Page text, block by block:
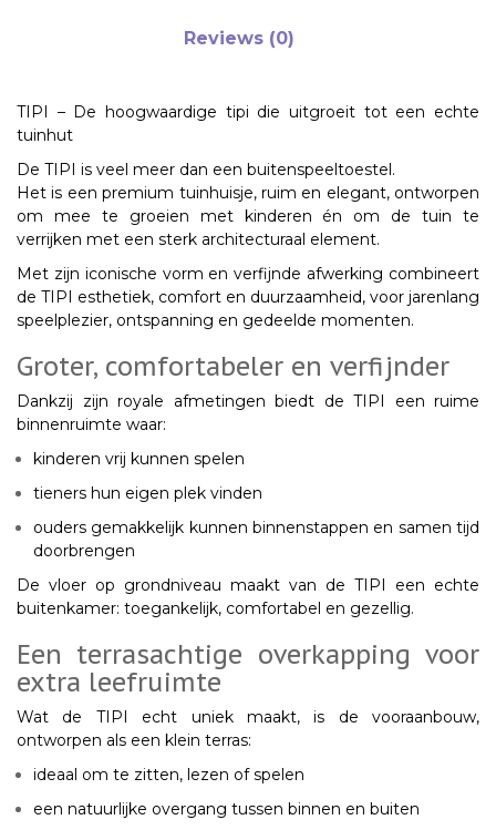
Reviews (0)
TIPI – De hoogwaardige tipi die uitgroeit tot een echte
tuinhut
De TIPI is veel meer dan een buitenspeeltoestel.
Het is eenpremium tuinhuisje, ruim en elegant, ontworpen
om mee te groeien met kinderen én om de tuin te
verrijken met een sterk architecturaal element.
Met zijn iconische vorm en verfijnde afwerking combineert
de TIPI esthetiek, comfort en duurzaamheid, voor jarenlang
speelplezier, ontspanning en gedeelde momenten.
Groter, comfortabeler en verfijnder
Dankzij zijn royale afmetingen biedt de TIPI een ruime
binnenruimte waar:
kinderen vrij kunnen spelen
tieners hun eigen plek vinden
ouders gemakkelijk kunnen binnenstappen en samen tijd
doorbrengen
De vloer op grondniveau maakt van de TIPI een echte
buitenkamer: toegankelijk, comfortabel en gezellig.
Een terrasachtige overkapping voor
extra leefruimte
Wat de TIPI echt uniek maakt, is de vooraanbouw,
ontworpen als een klein terras:
ideaal om te zitten, lezen of spelen
een natuurlijke overgang tussen binnen en buiten